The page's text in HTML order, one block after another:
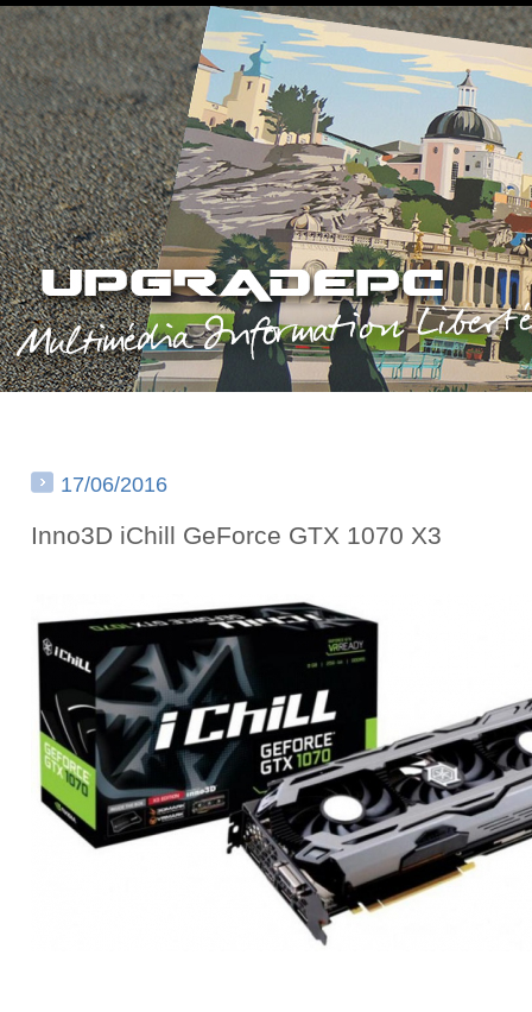
17/06/2016
Inno3D iChill GeForce GTX 1070 X3